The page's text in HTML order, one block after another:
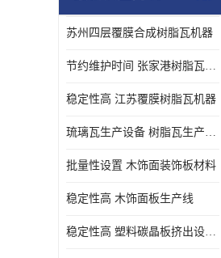
苏州四层覆膜合成树脂瓦机器
节约维护时间 张家港树脂瓦小青瓦成型机
稳定性高 江苏覆膜树脂瓦机器
琉璃瓦生产设备 树脂瓦生产设备
批量性设置 木饰面装饰板材料
稳定性高 木饰面板生产线
稳定性高 塑料碳晶板挤出设备 碳晶板设备